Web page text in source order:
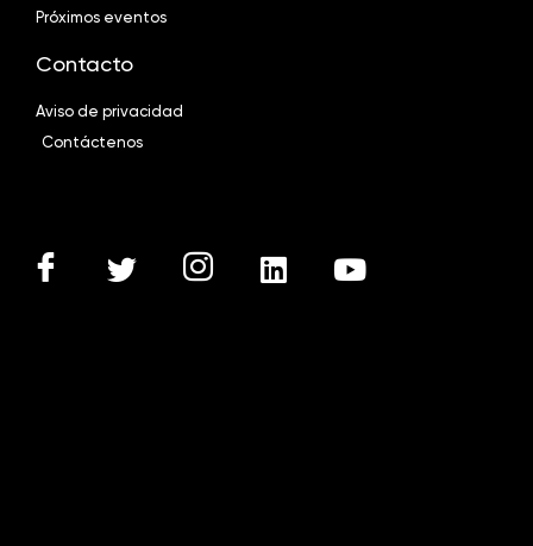
Próximos eventos
Contacto
Aviso de privacidad
Contáctenos